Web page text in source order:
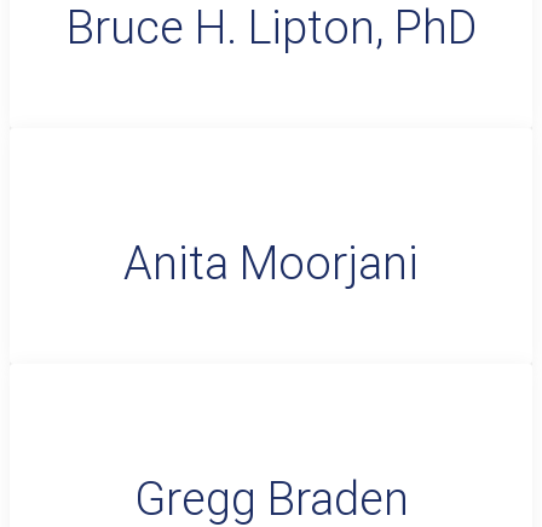
Bruce H. Lipton, PhD
Anita Moorjani
Gregg Braden